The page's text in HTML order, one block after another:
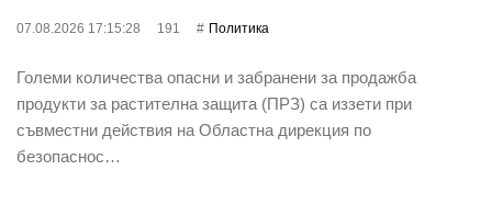
07.08.2026 17:15:28 191 Политика
Големи количества опасни и забранени за продажба
продукти за растителна защита (ПРЗ) са иззети при
съвместни действия на Областна дирекция по
безопаснос…